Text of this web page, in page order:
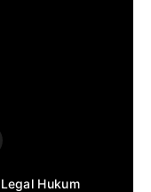
Hukum